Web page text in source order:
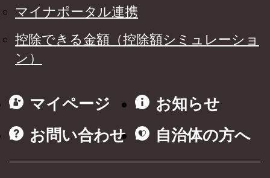
マイナポータル連携
控除できる金額（控除額シミュレーショ
ン）
マイページ
お知らせ
お問い合わせ
自治体の方へ